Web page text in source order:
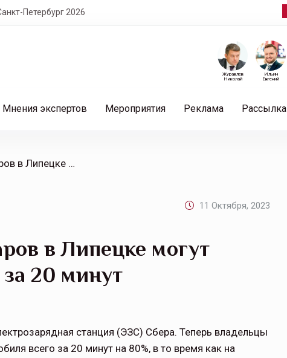
Петербург 2026
Ильин
Евгений
Журавлев
Николай
Мнения экспертов Мероприятия Реклама Рассылка
/ Владельцы электрокаров в Липецке могут зарядить автомобиль за 20 минут
11 Октября, 2023
в Липецке могут
20 минут
станция (ЭЗС) Сбера. Теперь владельцы
всего за 20 минут на 80%, в то время как на